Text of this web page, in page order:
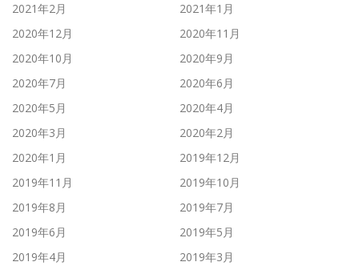
2021年2月
2021年1月
2020年12月
2020年11月
2020年10月
2020年9月
2020年7月
2020年6月
2020年5月
2020年4月
2020年3月
2020年2月
2020年1月
2019年12月
2019年11月
2019年10月
2019年8月
2019年7月
2019年6月
2019年5月
2019年4月
2019年3月